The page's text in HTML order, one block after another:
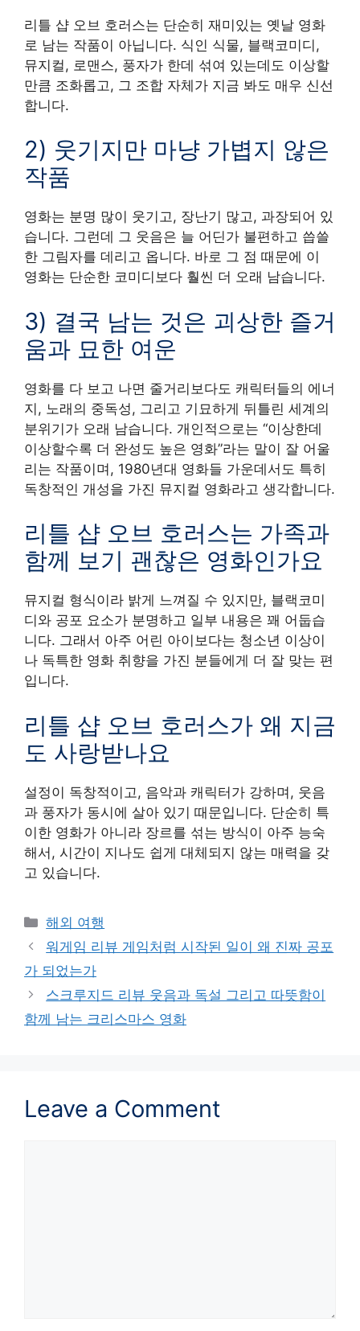
리틀 샵 오브 호러스는 단순히 재미있는 옛날 영화
로 남는 작품이 아닙니다. 식인 식물, 블랙코미디,
뮤지컬, 로맨스, 풍자가 한데 섞여 있는데도 이상할
만큼 조화롭고, 그 조합 자체가 지금 봐도 매우 신선
합니다.
2) 웃기지만 마냥 가볍지 않은
작품
영화는 분명 많이 웃기고, 장난기 많고, 과장되어 있
습니다. 그런데 그 웃음은 늘 어딘가 불편하고 씁쓸
한 그림자를 데리고 옵니다. 바로 그 점 때문에 이
영화는 단순한 코미디보다 훨씬 더 오래 남습니다.
3) 결국 남는 것은 괴상한 즐거
움과 묘한 여운
영화를 다 보고 나면 줄거리보다도 캐릭터들의 에너
지, 노래의 중독성, 그리고 기묘하게 뒤틀린 세계의
분위기가 오래 남습니다. 개인적으로는 “이상한데
이상할수록 더 완성도 높은 영화”라는 말이 잘 어울
리는 작품이며, 1980년대 영화들 가운데서도 특히
독창적인 개성을 가진 뮤지컬 영화라고 생각합니다.
리틀 샵 오브 호러스는 가족과
함께 보기 괜찮은 영화인가요
뮤지컬 형식이라 밝게 느껴질 수 있지만, 블랙코미
디와 공포 요소가 분명하고 일부 내용은 꽤 어둡습
니다. 그래서 아주 어린 아이보다는 청소년 이상이
나 독특한 영화 취향을 가진 분들에게 더 잘 맞는 편
입니다.
리틀 샵 오브 호러스가 왜 지금
도 사랑받나요
설정이 독창적이고, 음악과 캐릭터가 강하며, 웃음
과 풍자가 동시에 살아 있기 때문입니다. 단순히 특
이한 영화가 아니라 장르를 섞는 방식이 아주 능숙
해서, 시간이 지나도 쉽게 대체되지 않는 매력을 갖
고 있습니다.
Categories
해외 여행
워게임 리뷰 게임처럼 시작된 일이 왜 진짜 공포
가 되었는가
스크루지드 리뷰 웃음과 독설 그리고 따뜻함이
함께 남는 크리스마스 영화
Leave a Comment